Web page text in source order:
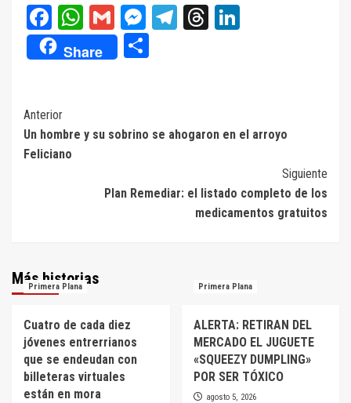
Facebook
WhatsApp
GmailMessenger
Telegram
Threads
Share
Navegación
de
Anterior
Un hombre y su sobrino se ahogaron en el arroyo
Feliciano
Siguiente
Plan Remediar: el listado completo de los
medicamentos gratuitos
Más historias
Primera Plana
Cuatro de cada diez
jóvenes entrerrianos
que se endeudan con
billeteras virtuales
están en mora
Primera Plana
ALERTA: RETIRAN DEL
MERCADO EL JUGUETE
«SQUEEZY DUMPLING»
POR SER TÓXICO
agosto 5, 2026